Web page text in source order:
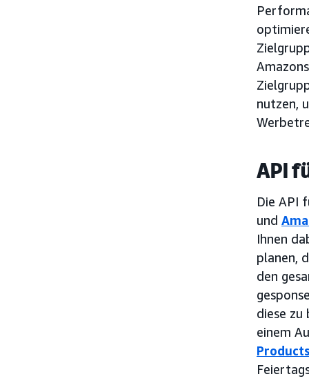
nutzen,
API
Die API
und
Ihnen
planen,
den
diese zu
einem